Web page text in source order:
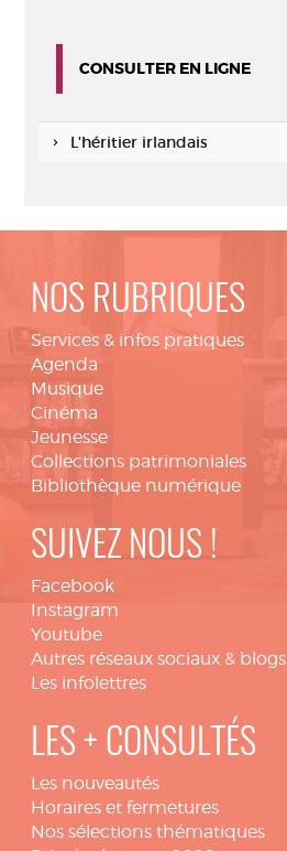
CONSULTER EN LIGNE
L'héritier irlandais
NOS RUBRIQUES
Services & infos pratiques
Agenda
Musique
Cinéma
Jeunesse
Collections patrimoniales
Bibliothèque numérique
SUIVEZ NOUS !
Facebook
Instagram
Youtube
Autres réseaux sociaux & blogs
Les infolettres
LES + CONSULTÉS
Les nouveautés
Horaires et fermetures
Nos sélections thématiques